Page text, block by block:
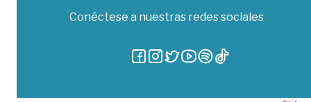
Conéctese a nuestras redes sociales